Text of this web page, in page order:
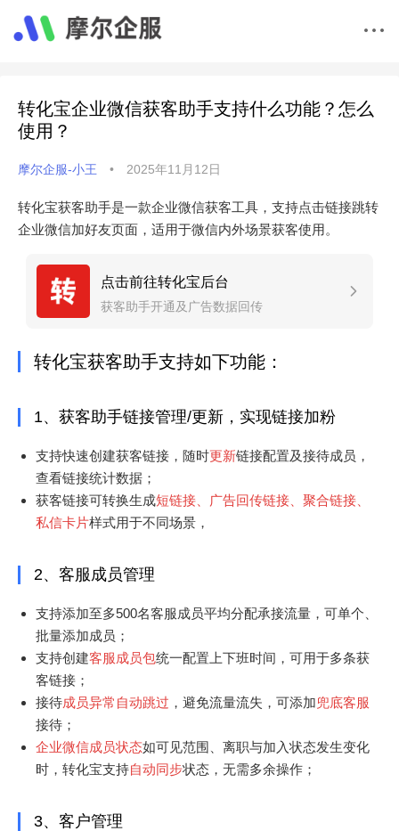
转化宝企业微信获客助手支持什么功能？怎么
使用？
摩尔企服-小王 • 2025年11月12日
转化宝获客助手是一款企业微信获客工具，支持点击链接跳转
企业微信加好友页面，适用于微信内外场景获客使用。
点击前往转化宝后台
获客助手开通及广告数据回传
转化宝获客助手支持如下功能：
1、获客助手链接管理/更新，实现链接加粉
支持快速创建获客链接，随时更新链接配置及接待成员，
查看链接统计数据；
获客链接可转换生成短链接、广告回传链接、聚合链接、
私信卡片样式用于不同场景，
2、客服成员管理
支持添加至多500名客服成员平均分配承接流量，可单个、
批量添加成员；
支持创建客服成员包统一配置上下班时间，可用于多条获
客链接；
接待成员异常自动跳过 ，避免流量流失，可添加兜底客服
接待；
企业微信成员状态如可见范围、离职与加入状态发生变化
时，转化宝支持自动同步状态，无需多余操作；
3、客户管理